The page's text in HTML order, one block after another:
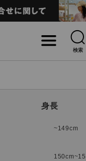
検索
身長
~149cm